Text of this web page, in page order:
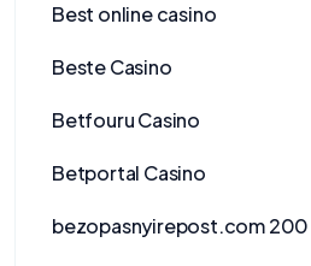
Best online casino
Beste Casino
Betfouru Casino
Betportal Casino
bezopasnyirepost.com 200